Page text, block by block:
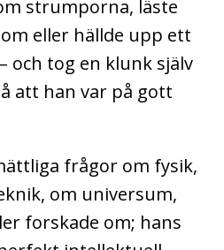
strumporna, läste
eller hällde upp ett
och tog en klunk själv
att han var på gott
frågor om fysik,
om universum,
forskade om; hans